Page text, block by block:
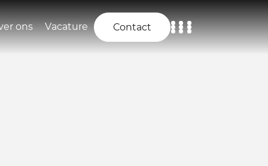
ons Vacature Contact